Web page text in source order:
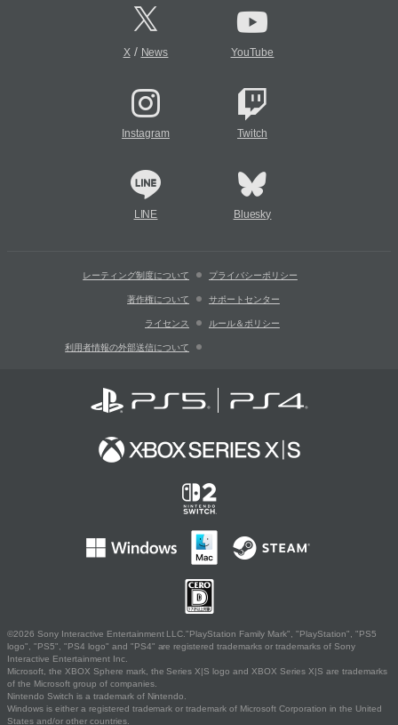
X/ News YouTube
Instagram Twitch
LINE Bluesky
レーティング制度について プライバシーポリシー
著作権について サポートセンター
ライセンス ルール＆ポリシー
利用者情報の外部送信について
©2026 Sony Interactive Entertainment LLC."PlayStation Family Mark", "PlayStation", "PS5
logo", "PS5", "PS4 logo" and "PS4" are registered trademarks or trademarks of Sony
Interactive Entertainment Inc.
Microsoft, the XBOX Sphere mark, the Series X|S logo and XBOX Series X|S are trademarks
of the Microsoft group of companies.
Nintendo Switch is a trademark of Nintendo.
Windows is either a registered trademark or trademark of Microsoft Corporation in the United
States and/or other countries.